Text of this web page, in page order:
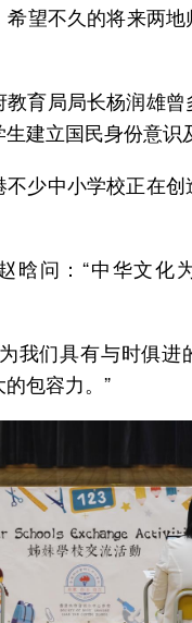
望不久的将来两
育局局长杨润雄
建立国民身份意识
少中小学校正在
晗问：“中华文化
我们具有与时俱进
包容力。”